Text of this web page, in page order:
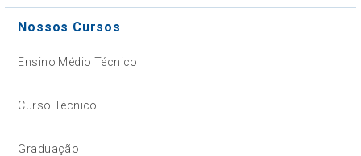
Nossos Cursos
Ensino Médio Técnico
Curso Técnico
Graduação